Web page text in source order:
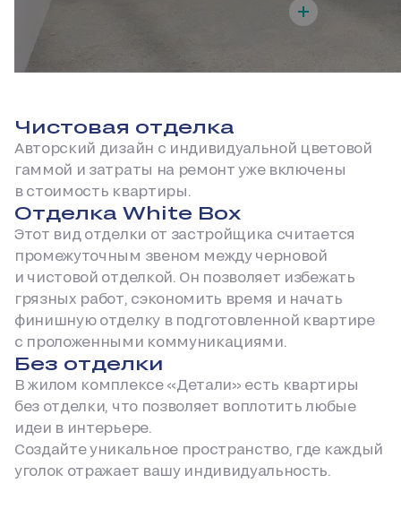
Чистовая отделка
Авторский дизайн с индивидуальной цветовой
гаммой и затраты на ремонт уже включены
в стоимость квартиры.
Отделка White Box
Этот вид отделки от застройщика считается
промежуточным звеном между черновой
и чистовой отделкой. Он позволяет избежать
грязных работ, сэкономить время и начать
финишную отделку в подготовленной квартире
с проложенными коммуникациями.
Без отделки
В жилом комплексе «Детали» есть квартиры
без отделки, что позволяет воплотить любые
идеи в интерьере.
Создайте уникальное пространство, где каждый
уголок отражает вашу индивидуальность.